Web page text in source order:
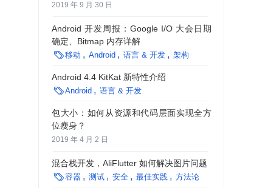
2019 年 9 月 30 日
Android 开发周报：Google I/O 大会日期
确定、Bitmap 内存详解
移动 Android 语言 & 开发 架构
Android 4.4 KitKat 新特性介绍
Android 语言 & 开发
包大小：如何从资源和代码层面实现全方
位瘦身？
2019 年 4 月 2 日
混合栈开发，AliFlutter 如何解决图片问题
容器 测试 安全 最佳实践 方法论